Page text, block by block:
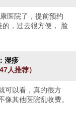
医院了，提前预约
，过去很方便， 脸
湿疹
人推荐）
可以看，真的很方
其他医院乱收费。